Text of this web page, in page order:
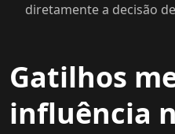
diretamente a decisão
Gatilhos
influência